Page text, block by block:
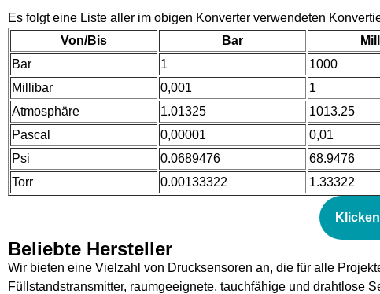
Es folgt eine Liste aller im obigen Konverter verwendeten
Von/Bis
Bar
Bar
1 1000
Millibar
0,001 1
Atmosphäre
1.01325 1013.25
Pascal
0,00001 0,01
Psi
0.0689476 68.9476
Torr
0.00133322 1.33322
Beliebte Hersteller
Wir bieten eine Vielzahl von Drucksensoren an, die für alle
Füllstandstransmitter, raumgeeignete, tauchfähige und drahtlose